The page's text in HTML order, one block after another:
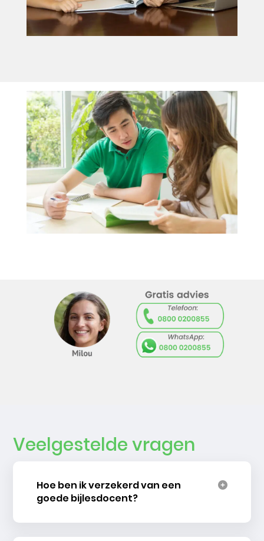
Veelgestelde vragen
Hoe ben ik verzekerd van een
goede bijlesdocent?